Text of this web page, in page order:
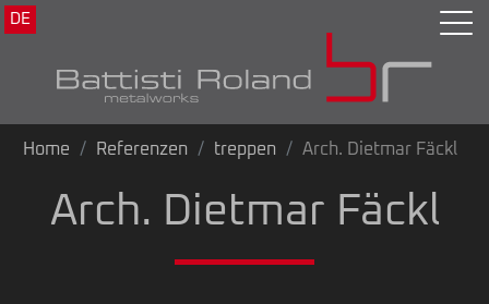
DE
Home Referenzen treppen Arch. Dietmar Fäckl
Arch. Dietmar Fäckl